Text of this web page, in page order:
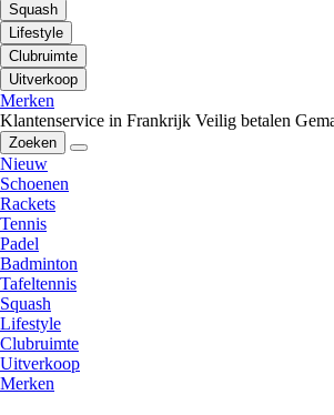
Squash
Lifestyle
Clubruimte
Uitverkoop
Merken
Klantenservice in Frankrijk Veilig betalen
Zoeken
Nieuw
Schoenen
Rackets
Tennis
Padel
Badminton
Tafeltennis
Squash
Lifestyle
Clubruimte
Uitverkoop
Merken